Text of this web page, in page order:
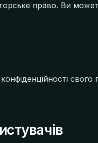
право. Ви
свого